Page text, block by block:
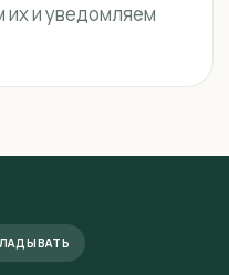
их и уведомляем